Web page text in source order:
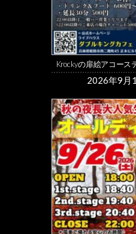
Krockyの扉絵アコー
2026年9月